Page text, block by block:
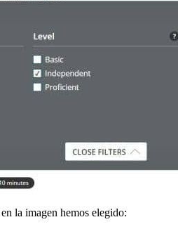
la imagen hemos elegido: